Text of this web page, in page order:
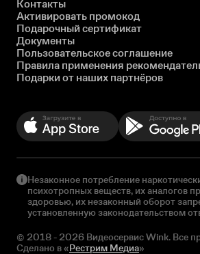
Контакты
Активировать промокод
Подарочный сертификат
Документы
Пользовательское соглашение
Правила применения
Подарки от наших партнёров
Незаконное потребление
психотропных веществ, их аналогов
здоровью, их незаконный оборот
установленную законодательством
© 2018 - 2026 Видеосервис Wink. Все
Сделано в «Рестрим Медиа»